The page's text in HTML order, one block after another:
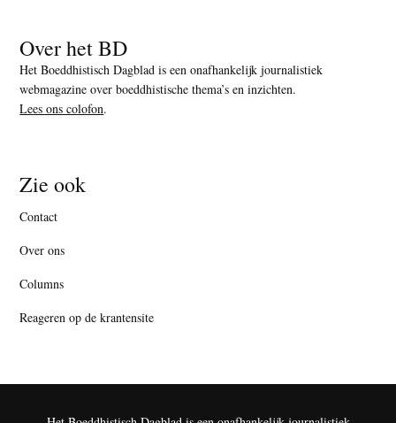
Over het BD
Het Boeddhistisch Dagblad is een onafhankelijk journalistiek
webmagazine over boeddhistische thema’s en inzichten.
Lees ons colofon.
Zie ook
Contact
Over ons
Columns
Reageren op de krantensite